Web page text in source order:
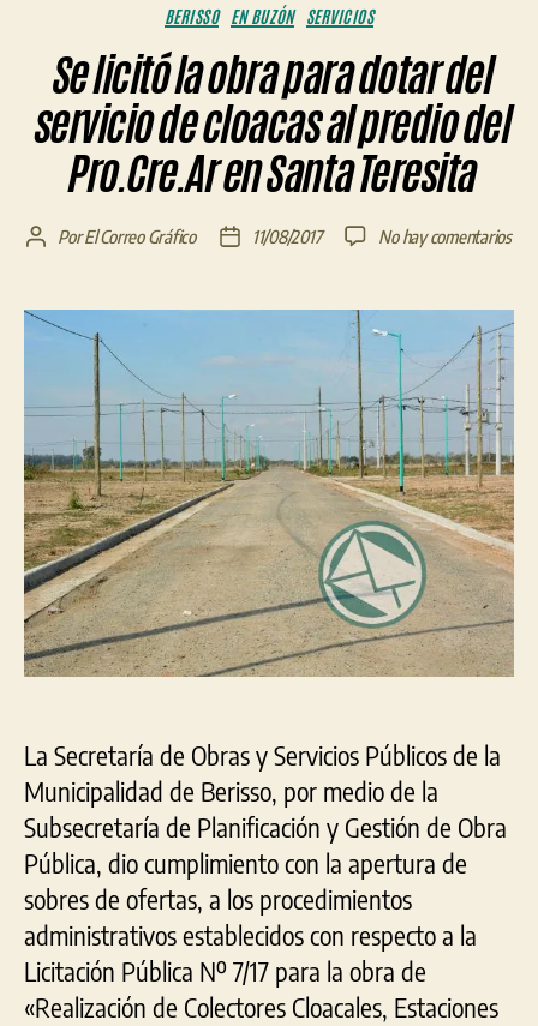
Categorías
BERISSO EN BUZÓN SERVICIOS
Se licitó la obra para dotar del
servicio de cloacas al predio del
Pro.Cre.Ar en Santa Teresita
Autor
entrada
PorEl Correo Gráfico
Fecha
entrada
11/08/2017 No hay comentariosen
la
del
de
al
del
en
La Secretaría de Obras y Servicios Públicos de la
Municipalidad de Berisso, por medio de la
Subsecretaría de Planificación y Gestión de Obra
Pública, dio cumplimiento con la apertura de
sobres de ofertas, a los procedimientos
administrativos establecidos con respecto a la
Licitación Pública Nº 7/17 para la obra de
«Realización de Colectores Cloacales, Estaciones